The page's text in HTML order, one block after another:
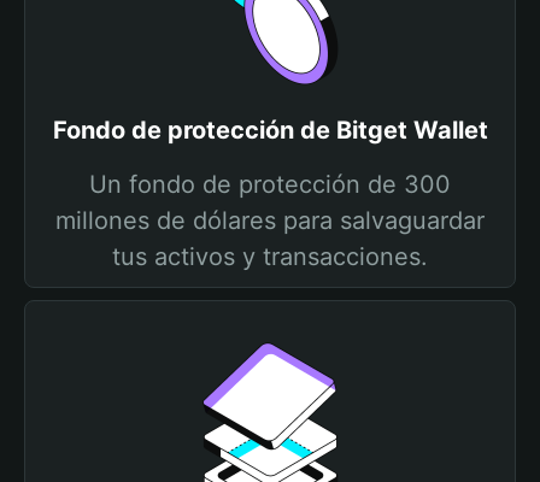
Fondo de protección de Bitget Wallet
Un fondo de protección de 300
millones de dólares para salvaguardar
tus activos y transacciones.